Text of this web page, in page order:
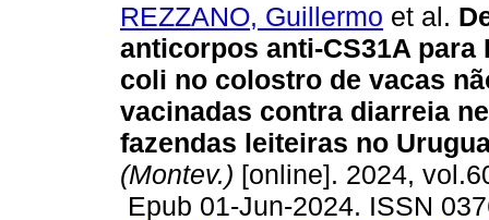
REZZANO, Guillermo et al.
anticorpos anti-CS31A para
coli no colostro de vacas
vacinadas contra diarreia
fazendas leiteiras no
(Montev.) [online]. 2024,
Epub 01-Jun-2024. ISSN